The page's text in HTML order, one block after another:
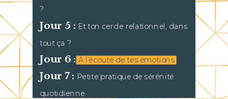
?
Jour 5 : Et ton cercle relationnel, dans
tout ça ?
Jour 6 : À l’écoute de tes émotions
Jour 7 : Petite pratique de sérénité
quotidienne